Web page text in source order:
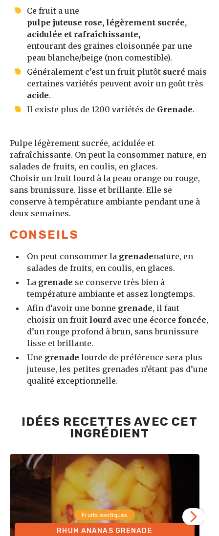
Ce fruit a une
pulpe juteuse rose, légèrement sucrée,
acidulée et rafraîchissante,
entourant des graines cloisonnée par une
peau blanche/beige (non comestible).
Généralement c’est un fruit plutôt sucré mais
certaines variétés peuvent avoir un goût très
acide.
Il existe plus de 1200 variétés de Grenade.
Pulpe légèrement sucrée, acidulée et
rafraîchissante. On peut la consommer nature, en
salades de fruits, en coulis, en glaces.
Choisir un fruit lourd à la peau orange ou rouge,
sans brunissure. lisse et brillante. Elle se
conserve à température ambiante pendant une à
deux semaines.
CONSEILS
On peut consommer la grenadenature, en
salades de fruits, en coulis, en glaces.
La grenade se conserve très bien à
température ambiante et assez longtemps.
Afin d’avoir une bonne grenade, il faut
choisir un fruit lourd avec une écorce foncée,
d’un rouge profond à brun, sans brunissure
lisse et brillante.
Une grenade lourde de préférence sera plus
juteuse, les petites grenades n’étant pas d’une
qualité exceptionnelle.
IDÉES RECETTES AVEC CET
INGRÉDIENT
Fruits exotiques
RHUM ANANAS GRENADE